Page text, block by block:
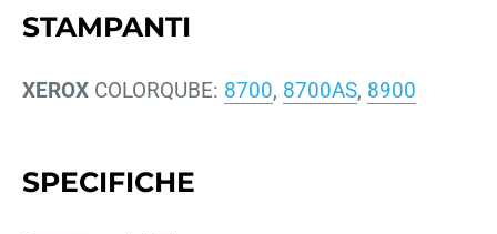
STAMPANTI
XEROX COLORQUBE: 8700, 8700AS, 8900
SPECIFICHE